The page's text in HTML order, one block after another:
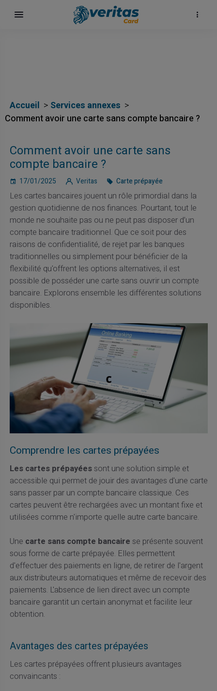
Accueil
Services annexes
Comment avoir une carte sans compte bancaire ?
Comment avoir une carte sans
compte bancaire ?
17/01/2025 Veritas Carte prépayée
Les cartes bancaires jouent un rôle primordial dans la
gestion quotidienne de nos finances. Pourtant, tout le
monde ne souhaite pas ou ne peut pas disposer d’un
compte bancaire traditionnel. Que ce soit pour des
raisons de confidentialité, de rejet par les banques
traditionnelles ou simplement pour bénéficier de la
flexibilité qu'offrent les options alternatives, il est
possible de posséder une carte sans ouvrir un compte
bancaire. Explorons ensemble les différentes solutions
disponibles.
Comprendre les cartes prépayées
Les cartes prépayéessont une solution simple et
accessible qui permet de jouir des avantages d'une carte
sans passer par un compte bancaire classique. Ces
cartes peuvent être rechargées avec un montant fixe et
utilisées comme n'importe quelle autre carte bancaire.
Une carte sans compte bancaire se présente souvent
sous forme de carte prépayée. Elles permettent
d'effectuer des paiements en ligne, de retirer de l'argent
aux distributeurs automatiques et même de recevoir des
paiements. L'absence de lien direct avec un compte
bancaire garantit un certain anonymat et facilite leur
obtention.
Avantages des cartes prépayées
Les cartes prépayées offrent plusieurs avantages
convaincants :